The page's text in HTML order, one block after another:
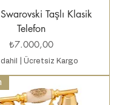
Taşlı Klasik
Telefon
Fiyat
₺7.000,00
Ücretsiz Kargo